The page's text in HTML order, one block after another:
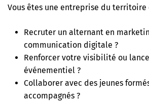
Vous êtes une entreprise du territoire
Recruter un alternant en
communication digitale ?
Renforcer votre visibilité ou
événementiel ?
Collaborer avec des jeunes
accompagnés ?